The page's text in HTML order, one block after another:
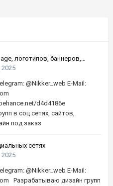
логотипов, баннеров,
по хорошей цене
2025
@Nikker_web E-Mail:
d4d4186e
в соц сетях, сайтов,
под заказ
сетях
2025
@Nikker_web E-Mail:
Разрабатываю дизайн групп